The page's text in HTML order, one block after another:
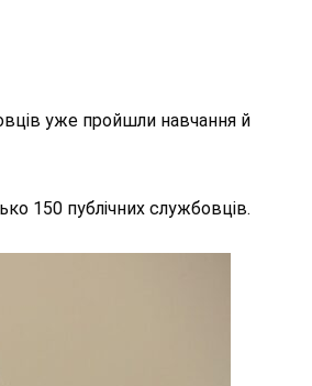
уже пройшли навчання й
150 публічних службовців.